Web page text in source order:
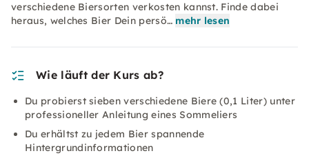
verschiedene Biersorten verkosten kannst. Finde dabei
heraus, welches Bier Dein persö… mehr lesen
Wie läuft der Kurs ab?
Du probierst sieben verschiedene Biere (0,1 Liter) unter
professioneller Anleitung eines Sommeliers
Du erhältst zu jedem Bier spannende
Hintergrundinformationen